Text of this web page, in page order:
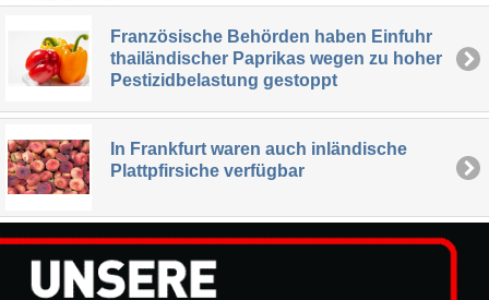
Französische Behörden haben Einfuhr
thailändischer Paprikas wegen zu hoher
Pestizidbelastung gestoppt
In Frankfurt waren auch inländische
Plattpfirsiche verfügbar